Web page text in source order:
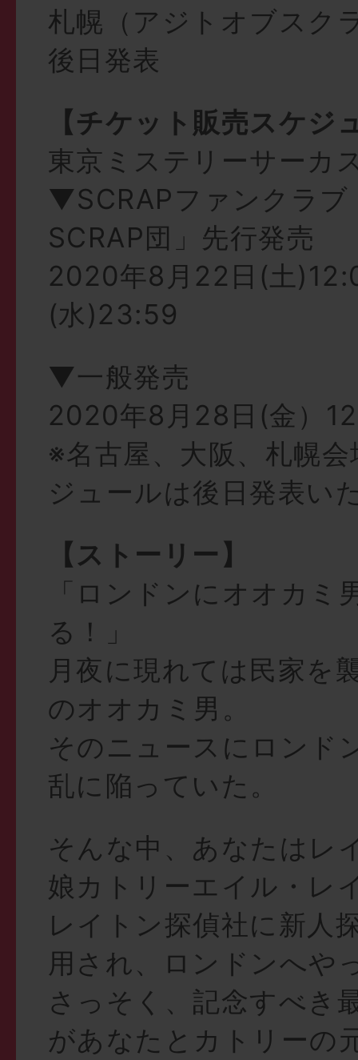
札幌（アジトオブスク
後日発表
【チケット販売スケジ
東京ミステリーサーカ
▼SCRAPファンクラブ
SCRAP団」先行発売
2020年8月22日(土
(水)23:59
▼一般発売
2020年8月28日(金）
※名古屋、大阪、札幌
ジュールは後日発表い
【ストーリー】
「ロンドンにオオカミ
る！」
月夜に現れては民家を
のオオカミ男。
そのニュースにロンド
乱に陥っていた。
そんな中、あなたはレ
娘カトリーエイル・レ
レイトン探偵社に新人
用され、ロンドンへや
さっそく、記念すべき
があなたとカトリーの